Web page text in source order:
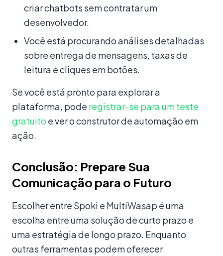
criar chatbots sem contratar um
desenvolvedor.
Você está procurando análises detalhadas
sobre entrega de mensagens, taxas de
leitura e cliques em botões.
Se você está pronto para explorar a
plataforma, pode registrar-se para um teste
gratuito e ver o construtor de automação em
ação.
Conclusão: Prepare Sua
Comunicação para o Futuro
Escolher entre Spoki e MultiWasap é uma
escolha entre uma solução de curto prazo e
uma estratégia de longo prazo. Enquanto
outras ferramentas podem oferecer